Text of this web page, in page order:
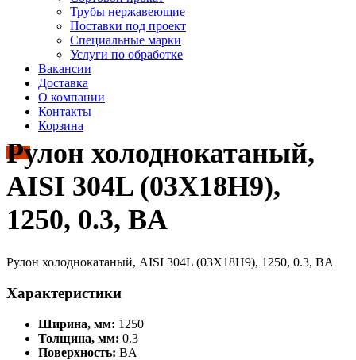
Трубы нержавеющие
Поставки под проект
Специальные марки
Услуги по обработке
Вакансии
Доставка
О компании
Контакты
Корзина
Рулон холоднокатаный,
AISI 304L (03Х18Н9),
1250, 0.3, BA
Рулон холоднокатаный, AISI 304L (03Х18Н9), 1250, 0.3, BA
Характеристики
Ширина, мм: 1250
Толщина, мм: 0.3
Поверхность: BA